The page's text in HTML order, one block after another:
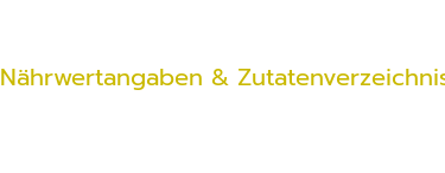
Nährwertangaben &